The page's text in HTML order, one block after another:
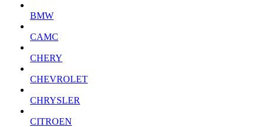
BMW
CAMC
CHERY
CHEVROLET
CHRYSLER
CITROEN